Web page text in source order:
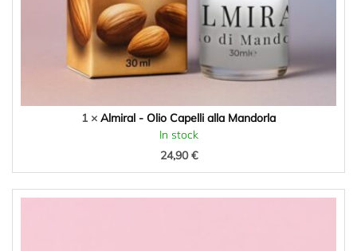
1 × Almiral - Olio Capelli alla Mandorla
In stock
24,90€